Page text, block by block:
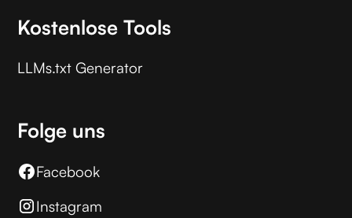
Kostenlose Tools
LLMs.txt Generator
Folge uns
Facebook
Instagram